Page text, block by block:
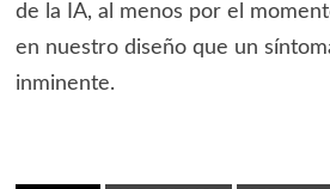
de la IA, al menos por el
en nuestro diseño que un
inminente.